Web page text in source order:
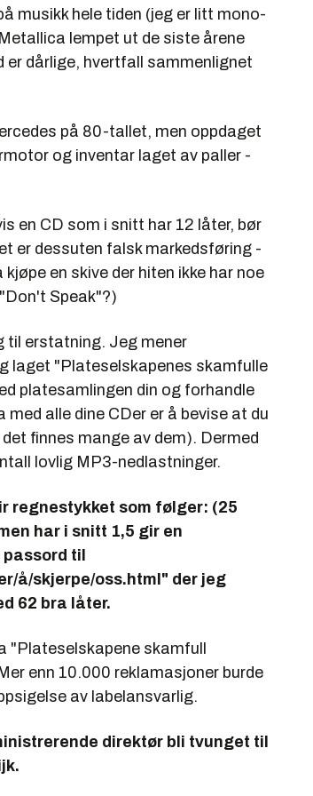
musikk hele tiden (jeg er litt mono-
lempet ut de siste årene
dårlige, hvertfall sammenlignet
på 80-tallet, men oppdaget
og inventar laget av paller -
en CD som i snitt har 12 låter, bør
er dessuten falsk markedsføring -
en skive der hiten ikke har noe
Speak"?)
til erstatning. Jeg mener
laget "Plateselskapenes skamfulle
platesamlingen din og forhandle
alle dine CDer er å bevise at du
finnes mange av dem). Dermed
lovlig MP3-nedlastninger.
regnestykket som følger: (25
har i snitt 1,5 gir en
til
å/skjerpe/oss.html" der jeg
62 bra låter.
"Plateselskapene skamfull
enn 10.000 reklamasjoner burde
av labelansvarlig.
direktør bli tvunget til
.